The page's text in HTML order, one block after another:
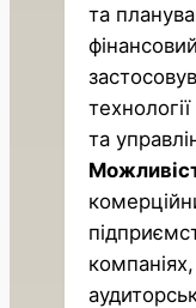
та
та